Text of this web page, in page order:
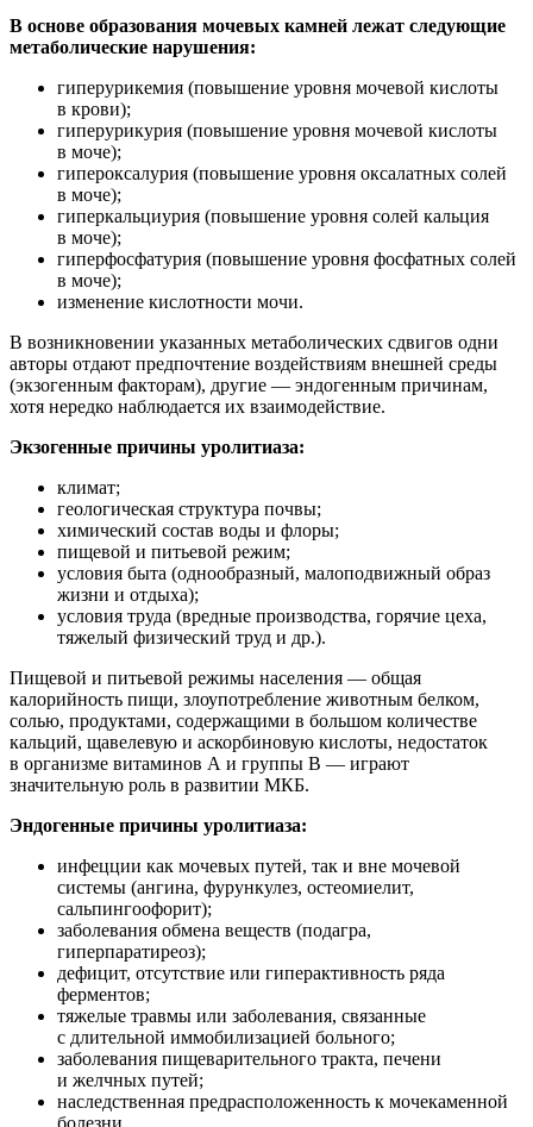
В основе образования мочевых камней лежат следующие
метаболические нарушения:
гиперурикемия (повышение уровня мочевой кислоты
в крови);
гиперурикурия (повышение уровня мочевой кислоты
в моче);
гипероксалурия (повышение уровня оксалатных солей
в моче);
гиперкальциурия (повышение уровня солей кальция
в моче);
гиперфосфатурия (повышение уровня фосфатных солей
в моче);
изменение кислотности мочи.
В возникновении указанных метаболических сдвигов одни
авторы отдают предпочтение воздействиям внешней среды
(экзогенным факторам), другие — эндогенным причинам,
хотя нередко наблюдается их взаимодействие.
Экзогенные причины уролитиаза:
климат;
геологическая структура почвы;
химический состав воды и флоры;
пищевой и питьевой режим;
условия быта (однообразный, малоподвижный образ
жизни и отдыха);
условия труда (вредные производства, горячие цеха,
тяжелый физический труд и др.).
Пищевой и питьевой режимы населения — общая
калорийность пищи, злоупотребление животным белком,
солью, продуктами, содержащими в большом количестве
кальций, щавелевую и аскорбиновую кислоты, недостаток
в организме витаминов А и группы В — играют
значительную роль в развитии МКБ.
Эндогенные причины уролитиаза:
инфецции как мочевых путей, так и вне мочевой
системы (ангина, фурункулез, остеомиелит,
сальпингоофорит);
заболевания обмена веществ (подагра,
гиперпаратиреоз);
дефицит, отсутствие или гиперактивность ряда
ферментов;
тяжелые травмы или заболевания, связанные
с длительной иммобилизацией больного;
заболевания пищеварительного тракта, печени
и желчных путей;
наследственная предрасположенность к мочекаменной